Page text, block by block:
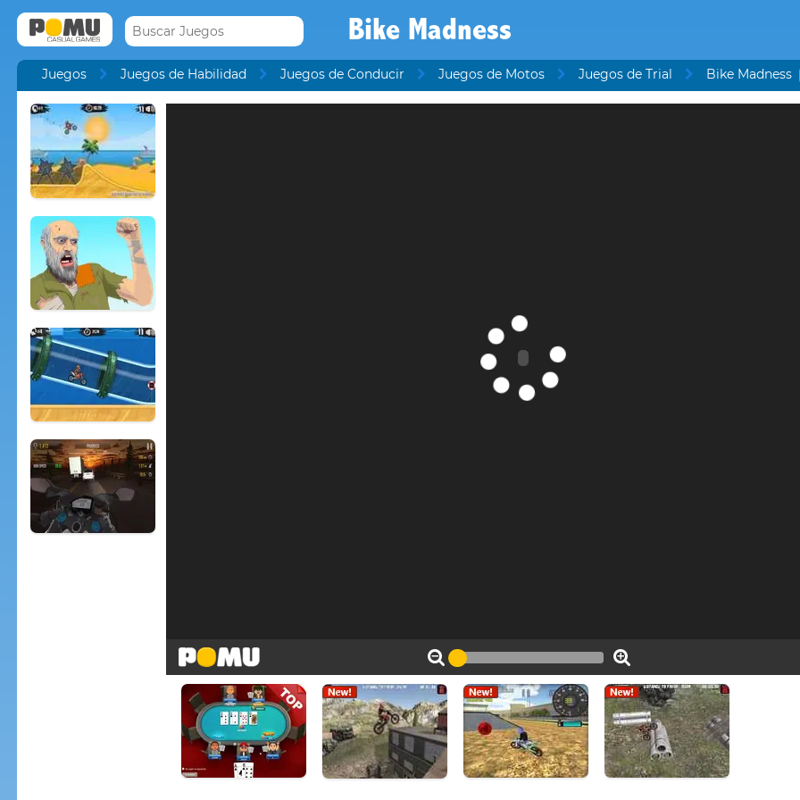
Bike Madness
Juegos Juegos de Habilidad Juegos de Conducir Juegos de Motos Juegos de Trial Bike Madness